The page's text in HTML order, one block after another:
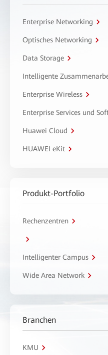
Enterprise Networking
Optisches Networking
Data Storage
Intelligente
Enterprise Wireless
Enterprise Services und
Huawei Cloud
HUAWEI eKit
Produkt-Portfolio
Rechenzentren
Intelligenter Campus
Wide Area Network
Branchen
KMU